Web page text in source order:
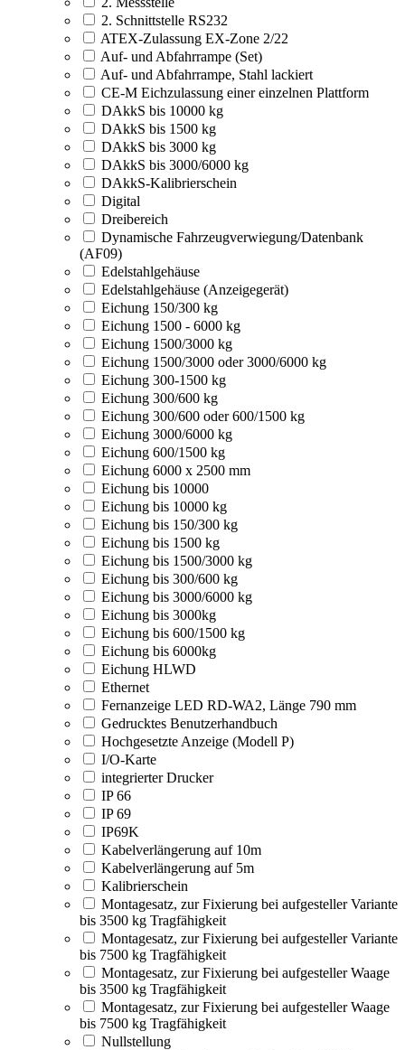
2. Schnittstelle RS232
ATEX-Zulassung EX-Zone 2/22
Auf- und Abfahrrampe (Set)
Auf- und Abfahrrampe, Stahl lackiert
CE-M Eichzulassung einer einzelnen Plattform
DAkkS bis 10000 kg
DAkkS bis 1500 kg
DAkkS bis 3000 kg
DAkkS bis 3000/6000 kg
DAkkS-Kalibrierschein
Digital
Dreibereich
Dynamische Fahrzeugverwiegung/Datenbank
(AF09)
Edelstahlgehäuse
Edelstahlgehäuse (Anzeigegerät)
Eichung 150/300 kg
Eichung 1500 - 6000 kg
Eichung 1500/3000 kg
Eichung 1500/3000 oder 3000/6000 kg
Eichung 300-1500 kg
Eichung 300/600 kg
Eichung 300/600 oder 600/1500 kg
Eichung 3000/6000 kg
Eichung 600/1500 kg
Eichung 6000 x 2500 mm
Eichung bis 10000
Eichung bis 10000 kg
Eichung bis 150/300 kg
Eichung bis 1500 kg
Eichung bis 1500/3000 kg
Eichung bis 300/600 kg
Eichung bis 3000/6000 kg
Eichung bis 3000kg
Eichung bis 600/1500 kg
Eichung bis 6000kg
Eichung HLWD
Ethernet
Fernanzeige LED RD-WA2, Länge 790 mm
Gedrucktes Benutzerhandbuch
Hochgesetzte Anzeige (Modell P)
I/O-Karte
integrierter Drucker
IP 66
IP 69
IP69K
Kabelverlängerung auf 10m
Kabelverlängerung auf 5m
Kalibrierschein
Montagesatz, zur Fixierung bei aufgesteller Variante
bis 3500 kg Tragfähigkeit
Montagesatz, zur Fixierung bei aufgesteller Variante
bis 7500 kg Tragfähigkeit
Montagesatz, zur Fixierung bei aufgesteller Waage
bis 3500 kg Tragfähigkeit
Montagesatz, zur Fixierung bei aufgesteller Waage
bis 7500 kg Tragfähigkeit
Nullstellung